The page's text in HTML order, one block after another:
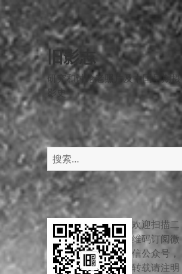
旧影志
研究和讨论老照片及中国早期摄
影史
搜
欢迎扫描二
维码订阅微
信公众号，
转载请注明